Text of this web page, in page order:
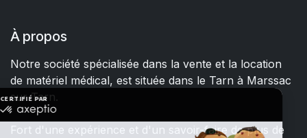
À propos
Notre société spécialisée dans la vente et la location
de matériel médical, est située dans le Tarn à Marssac
sur Tarn.
Fort d'une expérience et d'un savoir-faire de plus de